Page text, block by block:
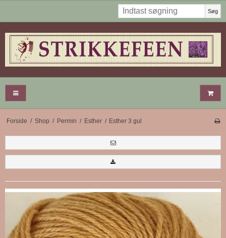
Søg
Forside / Shop / Permin / Esther / Esther 3 gul